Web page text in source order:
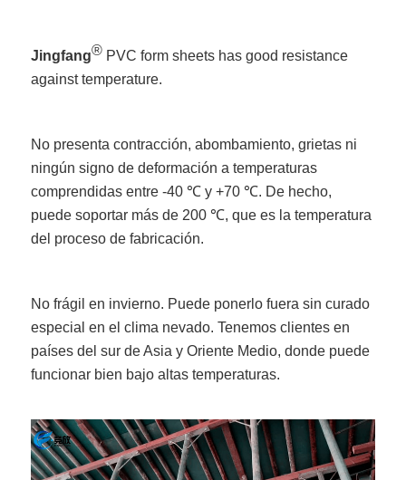
Jingfang® PVC form sheets has good resistance
against temperature.
No presenta contracción, abombamiento, grietas ni
ningún signo de deformación a temperaturas
comprendidas entre -40 ℃ y +70 ℃. De hecho,
puede soportar más de 200 ℃, que es la temperatura
del proceso de fabricación.
No frágil en invierno. Puede ponerlo fuera sin curado
especial en el clima nevado. Tenemos clientes en
países del sur de Asia y Oriente Medio, donde puede
funcionar bien bajo altas temperaturas.